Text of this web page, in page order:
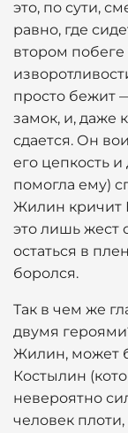
это, по сути,
равно, где
втором
просто бежит
замок, и, даже
сдается. Он
его цепкость
помогла ему)
Жилин кричит
это лишь жест
остаться в
боролся.
Так в чем же
двумя
Жилин, может
Костылин
невероятно
человек